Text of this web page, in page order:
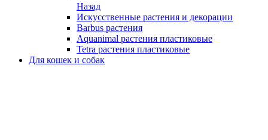
Назад
Искусственные растения и декорации
Barbus растения
Aquanimal растения пластиковые
Tetra растения пластиковые
Для кошек и собак